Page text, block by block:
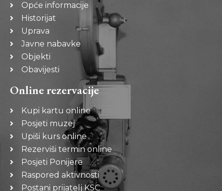
Opće informacije
Historijat
Uprava
Javne nabavke
Objekti
Obavijesti
Online rezervacije
Kupi kartu online
Posjeti muzej
Upiši kurs online
Rezerviši termin online
Posjeti Ponijere
Raspored aktivnosti
Postani prijatelj KSC